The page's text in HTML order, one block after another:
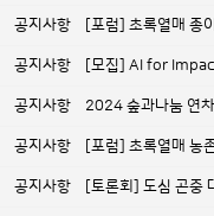
공지사항 [포럼] 초록열매 종
공지사항 [모집] AI for
공지사항 2024 숲과나눔 연
공지사항 [포럼] 초록열매 농
공지사항 [토론회] 도심 곤충